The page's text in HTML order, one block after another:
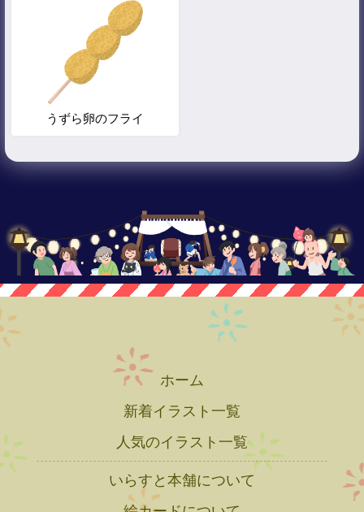
うずら卵のフライ
ホーム
新着イラスト一覧
人気のイラスト一覧
いらすと本舗について